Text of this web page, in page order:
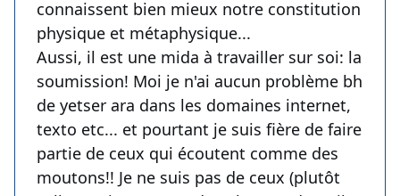
connaissent bien mieux notre constitution
physique et métaphysique...
Aussi, il est une mida à travailler sur soi: la
soumission! Moi je n'ai aucun problème bh
de yetser ara dans les domaines internet,
texto etc... et pourtant je suis fière de faire
partie de ceux qui écoutent comme des
moutons!! Je ne suis pas de ceux (plutôt